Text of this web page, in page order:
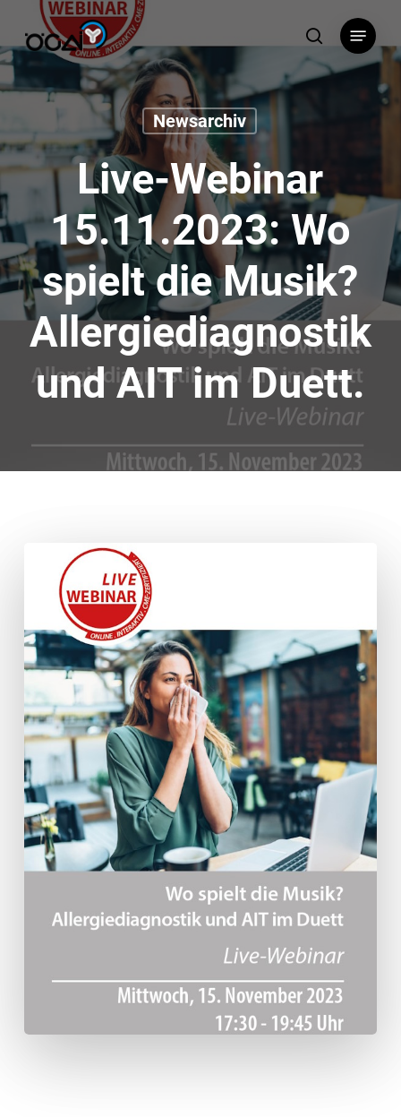
main
content
search
Menu
Newsarchiv
Live-Webinar
15.11.2023: Wo
spielt die Musik?
Allergiediagnostik
und AIT im Duett.